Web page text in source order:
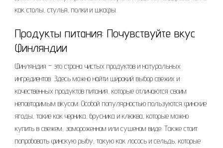
как столы, стулья, полки и шкафы.
Продукты питания: Почувствуйте вкус
Финляндии
Финляндия – это страна чистых продуктов и натуральных
ингредиентов. Здесь можно найти широкий выбор свежих и
качественных продуктов питания, которые отличаются своим
неповторимым вкусом; Особой популярностью пользуются финские
ягоды, такие как черника, брусника и клюква, которые можно
купить в свежем, замороженном или сушеном виде. Также стоит
попробовать финскую рыбу, такую как лосось и сельдь, которые